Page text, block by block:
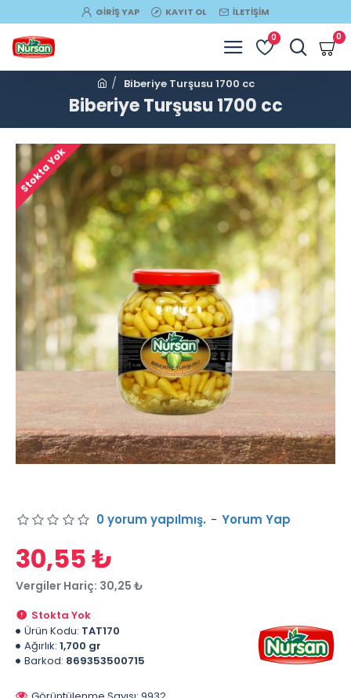
GIRIŞ YAP KAYIT OL İLETIŞIM
0 0
Biberiye Turşusu 1700 cc
Biberiye Turşusu 1700 cc
Stokta Yok
Stokta Yok
Ürün Kodu: TAT170
Ağırlık: 1,700 gr
Barkod: 869353500715
0 yorum yapılmış. - Yorum Yap
30,55 ₺
Vergiler Hariç: 30,25 ₺